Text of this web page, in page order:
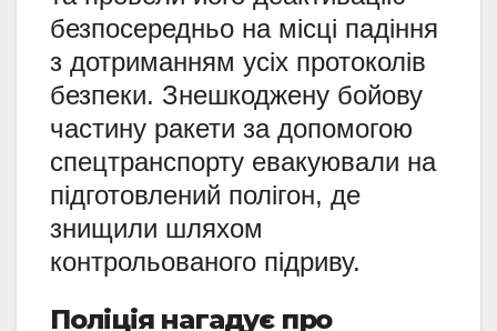
безпосередньо на місці падіння
з дотриманням усіх протоколів
безпеки. Знешкоджену бойову
частину ракети за допомогою
спецтранспорту евакуювали на
підготовлений полігон, де
знищили шляхом
контрольованого підриву.
Поліція нагадує про